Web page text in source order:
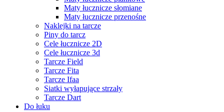
Maty łucznicze słomiane
Maty łucznicze przenośne
Naklejki na tarcze
Piny do tarcz
Cele łucznicze 2D
Cele łucznicze 3d
Tarcze Field
Tarcze Fita
Tarcze Ifaa
Siatki wyłapujące strzały
Tarcze Dart
Do łuku